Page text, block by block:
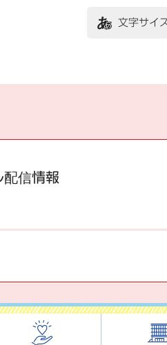
文字サイ
配信情報